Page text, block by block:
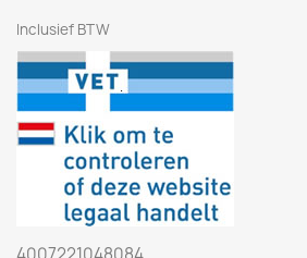
Inclusief BTW